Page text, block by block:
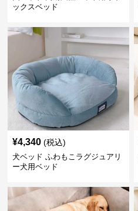
ックスベッド
¥4,340 (税込)
犬ベッド ふわもこラグジュアリ
ー犬用ベッド